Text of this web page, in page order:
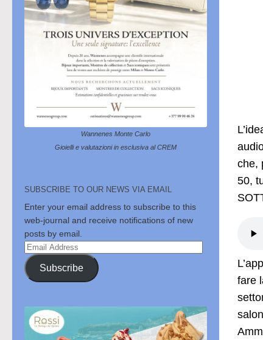
che,
50,
fare
Wannenes Monte Carlo
Gioielli e valutazioni in esclusiva al CREM
SUBSCRIBE TO OUR NEWS VIA EMAIL
Enter your email address to subscribe to this
web-journal and receive notifications of new
posts by email.
Email
Address
Subscribe